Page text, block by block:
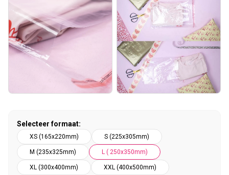
Selecteer formaat:
XS (165x220mm) S (225x305mm)
M (235x325mm) L ( 250x350mm)
XL (300x400mm) XXL (400x500mm)